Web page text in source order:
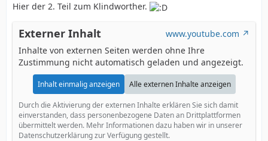
Hier der 2. Teil zum Klindworther.
Externer Inhalt
www.youtube.com
Inhalte von externen Seiten werden ohne Ihre
Zustimmung nicht automatisch geladen und angezeigt.
Inhalt einmalig anzeigen Alle externen Inhalte anzeigen
Durch die Aktivierung der externen Inhalte erklären Sie sich damit
einverstanden, dass personenbezogene Daten an Drittplattformen
übermittelt werden. Mehr Informationen dazu haben wir in unserer
Datenschutzerklärung zur Verfügung gestellt.